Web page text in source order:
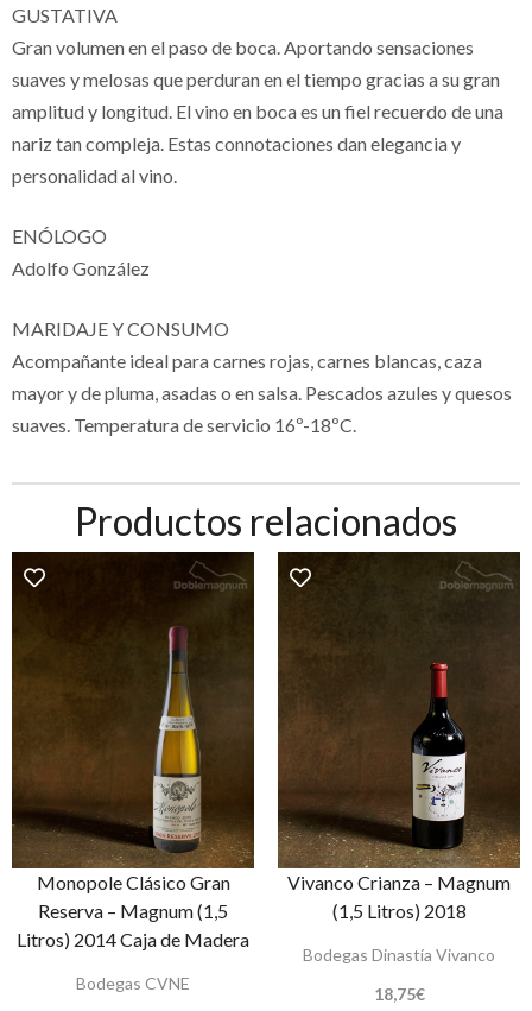
GUSTATIVA
Gran volumen en el paso de boca. Aportando sensaciones
suaves y melosas que perduran en el tiempo gracias a su gran
amplitud y longitud. El vino en boca es un fiel recuerdo de una
nariz tan compleja. Estas connotaciones dan elegancia y
personalidad al vino.
ENÓLOGO
Adolfo González
MARIDAJE Y CONSUMO
Acompañante ideal para carnes rojas, carnes blancas, caza
mayor y de pluma, asadas o en salsa. Pescados azules y quesos
suaves. Temperatura de servicio 16º-18ºC.
Productos relacionados
Monopole Clásico Gran
Reserva – Magnum (1,5
Litros) 2014 Caja de Madera
Bodegas CVNE
Vivanco Crianza – Magnum
(1,5 Litros) 2018
Bodegas Dinastía Vivanco
18,75€